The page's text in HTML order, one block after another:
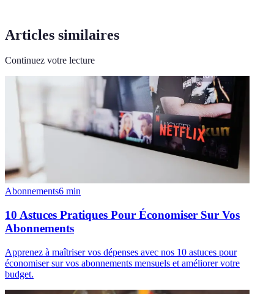
Articles similaires
Continuez votre lecture
Abonnements6 min
10 Astuces Pratiques Pour Économiser Sur Vos
Abonnements
Apprenez à maîtriser vos dépenses avec nos 10 astuces pour
économiser sur vos abonnements mensuels et améliorer votre
budget.